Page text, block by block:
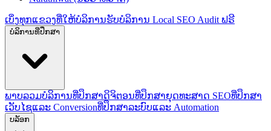
ເບິ່ງທຸກແຂວງທີ່ໃຫ້ບໍລິການຮັບບໍລິການ Local SEO Audit ຟຣີ
ບໍລິການທີ່ປຶກສາ
ພາບລວມບໍລິການທີ່ປຶກສາດິຈິຕອນທີ່ປຶກສາຍຸດທະສາດ SEOທີ່ປຶກສາ
ເວັບໄຊແລະ Conversionທີ່ປຶກສາລະບົບແລະ Automation
ບລັອກ